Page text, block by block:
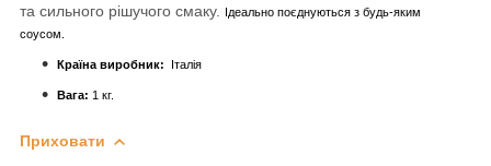
та сильного рішучого смаку.
Ідеально поєднуються з будь-яким
соусом.
Країна виробник: Італія
Вага: 1 кг.
Приховати